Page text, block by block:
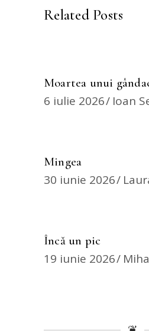
Related Posts
Moartea unui
6 iulie 2026 Ioan
Mingea
30 iunie 2026
Încă un pic
19 iunie 2026